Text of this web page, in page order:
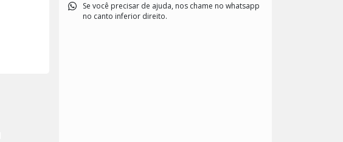
Se você precisar de ajuda, nos chame no whatsapp
no canto inferior direito.